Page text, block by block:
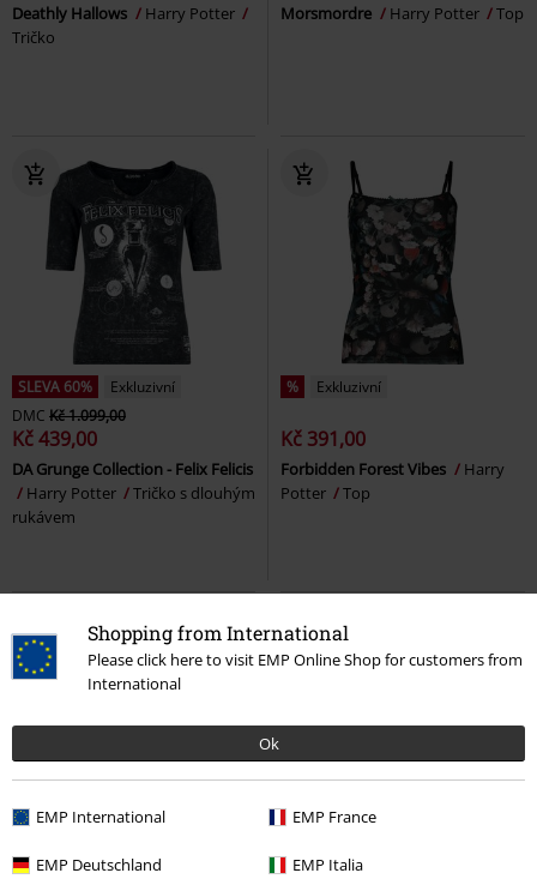
Shopping from International
Please click here to visit EMP Online Shop for customers from
International
Ok
EMP International EMP France
EMP Deutschland EMP Italia
Deathly Hallows
Harry Potter
Tričko
Morsmordre Harry Potter Top
SLEVA 60%
Exkluzivní
DMC Kč 1.099,00
Kč 439,00
DA Grunge Collection - Felix Felicis
Harry Potter
Tričko s dlouhým
rukávem
% Exkluzivní
Kč 391,00
Forbidden Forest Vibes
Harry
Potter
Top
DMC Od Kč 799,00